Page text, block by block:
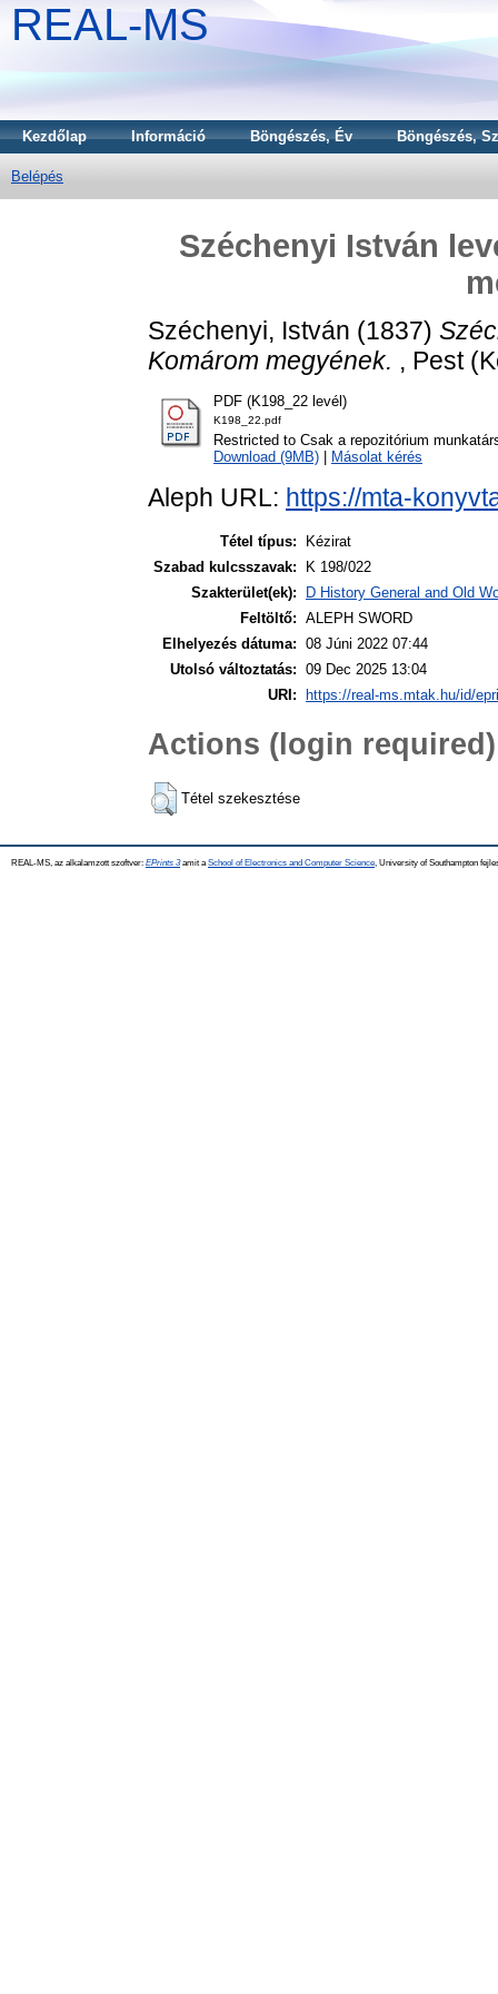
REAL-MS
Kezdőlap Információ Böngészés, Év Böngészés,
Belépés
Széchenyi István
Széchenyi, István (1837)
Komárom megyének. , Pest
PDF (K198_22 levél)
K198_22.pdf
Restricted to Csak a repozitórium
Download (9MB)
Másolat kérés
Aleph URL: https://mta-
Tétel típus:
Kézirat
Szabad kulcsszavak:
K 198/022
Szakterület(ek):
D History General and Old
Feltöltő: ALEPH SWORD
Elhelyezés dátuma: 08 Júni 2022 07:44
Utolsó változtatás: 09 Dec 2025 13:04
URI:
https://real-ms.mtak.hu/id/
Actions (login required)
Tétel szekesztése
REAL-MS, az alkalamzott szoftver: EPrints 3amit a School of Electronics and Computer Science , University of Southampton